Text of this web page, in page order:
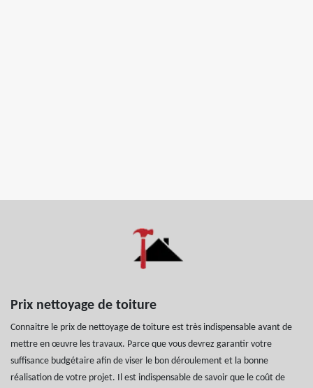
Prix nettoyage de toiture
Connaitre le prix de nettoyage de toiture est très indispensable avant de
mettre en œuvre les travaux. Parce que vous devrez garantir votre
suffisance budgétaire afin de viser le bon déroulement et la bonne
réalisation de votre projet. Il est indispensable de savoir que le coût de